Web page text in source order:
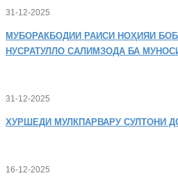
31-12-2025
МУБОРАКБОДИИ РАИСИ НОҲИЯИ
НУСРАТУЛЛО САЛИМЗОДА БА
31-12-2025
ХУРШЕДИ МУЛКПАРВАРУ СУЛТОНИ
16-12-2025